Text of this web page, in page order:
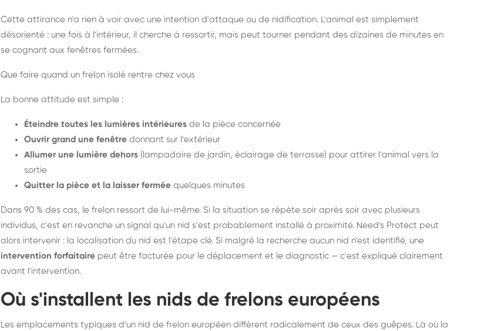
Cette attirance n'a rien à voir avec une intention d'attaque ou de nidification. L'animal est simplement
désorienté : une fois à l'intérieur, il cherche à ressortir, mais peut tourner pendant des dizaines de minutes en
se cognant aux fenêtres fermées.
Que faire quand un frelon isolé rentre chez vous
La bonne attitude est simple :
Éteindre toutes les lumières intérieures de la pièce concernée
Ouvrir grand une fenêtre donnant sur l'extérieur
Allumer une lumière dehors (lampadaire de jardin, éclairage de terrasse) pour attirer l'animal vers la
sortie
Quitter la pièce et la laisser fermée quelques minutes
Dans 90 % des cas, le frelon ressort de lui-même. Si la situation se répète soir après soir avec plusieurs
individus, c'est en revanche un signal qu'un nid s'est probablement installé à proximité. Need's Protect peut
alors intervenir : la localisation du nid est l'étape clé. Si malgré la recherche aucun nid n'est identifié, une
intervention forfaitaire peut être facturée pour le déplacement et le diagnostic — c'est expliqué clairement
avant l'intervention.
Où s'installent les nids de frelons européens
Les emplacements typiques d'un nid de frelon européen diffèrent radicalement de ceux des guêpes. Là où la